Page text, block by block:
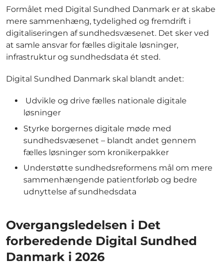
Formålet med Digital Sundhed Danmark er at skabe
mere sammenhæng, tydelighed og fremdrift i
digitaliseringen af sundhedsvæsenet. Det sker ved
at samle ansvar for fælles digitale løsninger,
infrastruktur og sundhedsdata ét sted.
Digital Sundhed Danmark skal blandt andet:
Udvikle og drive fælles nationale digitale
løsninger
Styrke borgernes digitale møde med
sundhedsvæsenet – blandt andet gennem
fælles løsninger som kronikerpakker
Understøtte sundhedsreformens mål om mere
sammenhængende patientforløb og bedre
udnyttelse af sundhedsdata
Overgangsledelsen i Det
forberedende Digital Sundhed
Danmark i 2026